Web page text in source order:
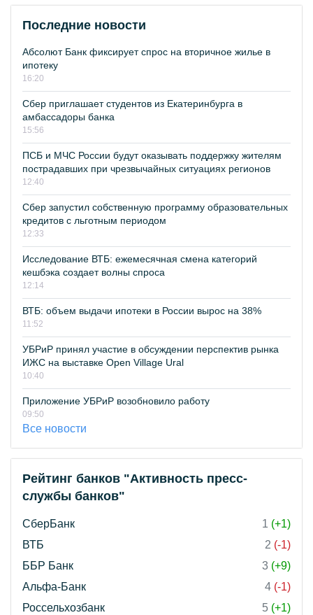
Последние новости
Абсолют Банк фиксирует спрос на вторичное жилье в
ипотеку
16:20
Сбер приглашает студентов из Екатеринбурга в
амбассадоры банка
15:56
ПСБ и МЧС России будут оказывать поддержку жителям
пострадавших при чрезвычайных ситуациях регионов
12:40
Сбер запустил собственную программу образовательных
кредитов с льготным периодом
12:33
Исследование ВТБ: ежемесячная смена категорий
кешбэка создает волны спроса
12:14
ВТБ: объем выдачи ипотеки в России вырос на 38%
11:52
УБРиР принял участие в обсуждении перспектив рынка
ИЖС на выставке Open Village Ural
10:40
Приложение УБРиР возобновило работу
09:50
Все новости
Рейтинг банков "Активность пресс-
службы банков"
СберБанк 1 (+1)
ВТБ
2 (-1)
ББР Банк
3 (+9)
Альфа-Банк
4 (-1)
Россельхозбанк
5 (+1)